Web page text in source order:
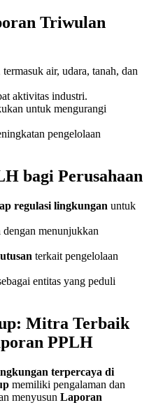
Triwulan
termasuk air, udara, tanah, dan
aktivitas industri.
untuk mengurangi
pengelolaan
bagi Perusahaan
regulasi lingkungan untuk
dengan menunjukkan
terkait pengelolaan
entitas yang peduli
Mitra Terbaik
PPLH
terpercaya di
memiliki pengalaman dan
menyusun Laporan